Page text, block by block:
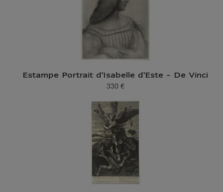
Estampe Portrait d'Isabelle d'Este - De Vinci
Prix ​​actuel
330 €